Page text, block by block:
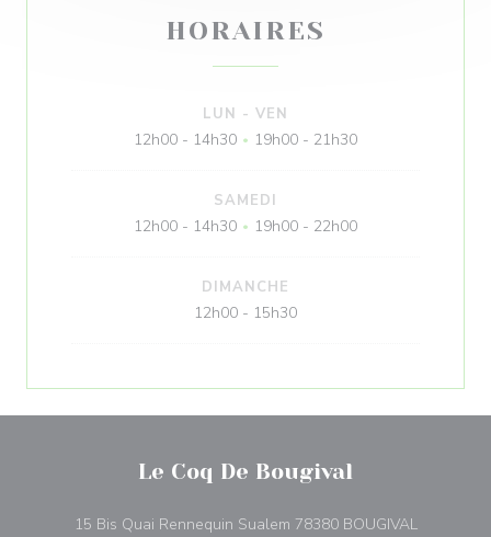
HORAIRES
LUN -VEN
12h00 - 14h30 • 19h00 - 21h30
SAMEDI
12h00 - 14h30 • 19h00 - 22h00
DIMANCHE
12h00 - 15h30
Le Coq De Bougival
15 Bis Quai Rennequin Sualem 78380 BOUGIVAL((ouvre